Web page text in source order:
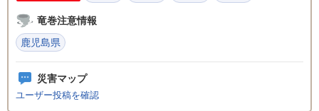
竜巻注意情報
鹿児島県
災害マップ
ユーザー投稿を確認